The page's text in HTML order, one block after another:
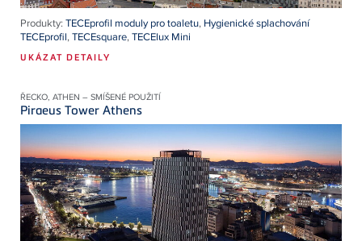
Produkty: TECEprofil moduly pro toaletu, Hygienické splachování
TECEprofil,TECEsquare,TECElux Mini
UKÁZAT DETAILY
ŘECKO, ATHEN – SMÍŠENÉ POUŽITÍ
Piraeus Tower Athens